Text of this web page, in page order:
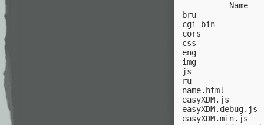
Name
bru
cgi-bin
cors
css
eng
img
js
ru
name.html
easyXDM.js
easyXDM.min.js